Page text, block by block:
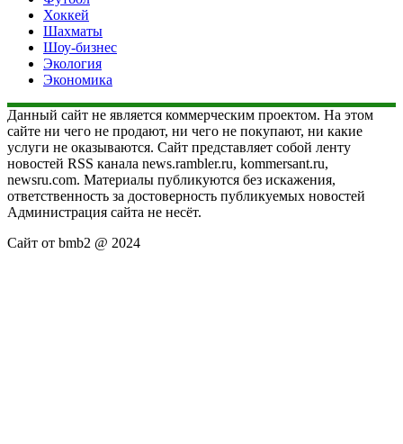
Хоккей
Шахматы
Шоу-бизнес
Экология
Экономика
Данный сайт не является коммерческим проектом. На этом
сайте ни чего не продают, ни чего не покупают, ни какие
услуги не оказываются. Сайт представляет собой ленту
новостей RSS канала news.rambler.ru, kommersant.ru,
newsru.com. Материалы публикуются без искажения,
ответственность за достоверность публикуемых новостей
Администрация сайта не несёт.
Сайт от bmb2 @ 2024